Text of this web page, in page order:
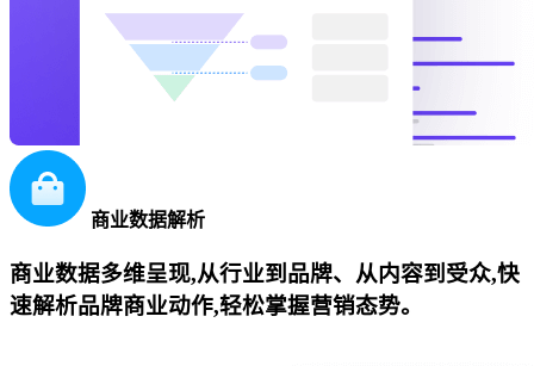
商业数据解析
商业数据多维呈现,从行业到品牌、从内容到受众,快
速解析品牌商业动作,轻松掌握营销态势。